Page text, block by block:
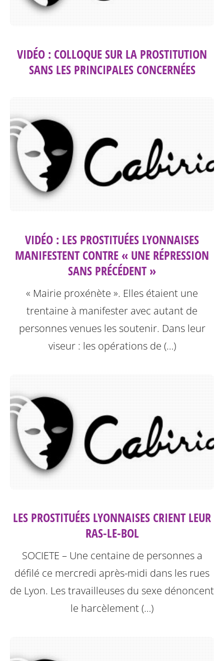
VIDÉO : COLLOQUE SUR LA PROSTITUTION
SANS LES PRINCIPALES CONCERNÉES
VIDÉO : LES PROSTITUÉES LYONNAISES
MANIFESTENT CONTRE « UNE RÉPRESSION
SANS PRÉCÉDENT »
« Mairie proxénète ». Elles étaient une
trentaine à manifester avec autant de
personnes venues les soutenir. Dans leur
viseur : les opérations de (…)
LES PROSTITUÉES LYONNAISES CRIENT LEUR
RAS-LE-BOL
SOCIETE – Une centaine de personnes a
défilé ce mercredi après-midi dans les rues
de Lyon. Les travailleuses du sexe dénoncent
le harcèlement (…)